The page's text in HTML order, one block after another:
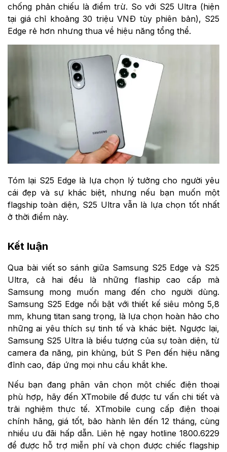
chống phản chiếu là điểm trừ. So với S25 Ultra (hiện
tại giá chỉ khoảng 30 triệu VNĐ tùy phiên bản), S25
Edge rẻ hơn nhưng thua về hiệu năng tổng thể.
Tóm lại S25 Edge là lựa chọn lý tưởng cho người yêu
cái đẹp và sự khác biệt, nhưng nếu bạn muốn một
flagship toàn diện, S25 Ultra vẫn là lựa chọn tốt nhất
ở thời điểm này.
Kết luận
Qua bài viết so sánh giữa Samsung S25 Edge và S25
Ultra, cả hai đều là những flaship cao cấp mà
Samsung mong muốn mang đến cho người dùng.
Samsung S25 Edge nổi bật với thiết kế siêu mỏng 5,8
mm, khung titan sang trọng, là lựa chọn hoàn hảo cho
những ai yêu thích sự tinh tế và khác biệt. Ngược lại,
Samsung S25 Ultra là biểu tượng của sự toàn diện, từ
camera đa năng, pin khủng, bút S Pen đến hiệu năng
đỉnh cao, đáp ứng mọi nhu cầu khắt khe.
Nếu bạn đang phân vân chọn một chiếc điện thoại
phù hợp, hãy đến XTmobile để được tư vấn chi tiết và
trải nghiệm thực tế. XTmobile cung cấp điện thoại
chính hãng, giá tốt, bảo hành lên đến 12 tháng, cùng
nhiều ưu đãi hấp dẫn. Liên hệ ngay hotline 1800.6229
để được hỗ trợ miễn phí và chọn được chiếc flagship